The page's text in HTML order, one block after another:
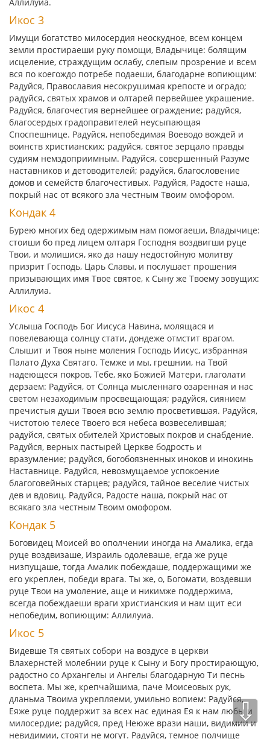
Икос 3
Имущи богатство милосердия неоскудное, всем концем
земли простираеши руку помощи, Владычице: болящим
исцеление, страждущим ослабу, слепым прозрение и всем
вся по коегождо потребе подаеши, благодарне вопиющим:
Радуйся, Православия несокрушимая крепосте и оградо;
радуйся, святых храмов и олтарей первейшее украшение.
Радуйся, благочестия вернейшее ограждение; радуйся,
благосердых градоправителей неусыпающая
Споспешнице. Радуйся, непобедимая Воеводо вождей и
воинств христианских; радуйся, святое зерцало правды
судиям немздоприимным. Радуйся, совершенный Разуме
наставников и детоводителей; радуйся, благословение
домов и семейств благочестивых. Радуйся, Радосте наша,
покрый нас от всякого зла честным Твоим омофором.
Кондак 4
Бурею многих бед одержимым нам помогаеши, Владычице:
стоиши бо пред лицем олтаря Господня воздвигши руце
Твои, и молишися, яко да нашу недостойную молитву
призрит Господь, Царь Славы, и послушает прошения
призывающих имя Твое святое, к Сыну же Твоему зовущих:
Аллилуиа.
Икос 4
Услыша Господь Бог Иисуса Навина, молящася и
повелевающа солнцу стати, дондеже отмстит врагом.
Слышит и Твоя ныне моления Господь Иисус, избранная
Палато Духа Святаго. Темже и мы, грешнии, на Твой
надеющеся покров, Тебе, яко Божией Матери, глаголати
дерзаем: Радуйся, от Солнца мысленнаго озаренная и нас
светом незаходимым просвещающая; радуйся, сиянием
пречистыя души Твоея всю землю просветившая. Радуйся,
чистотою телесе Твоего вся небеса возвеселившая;
радуйся, святых обителей Христовых покров и снабдение.
Радуйся, верных пастырей Церкве бодрость и
вразумление; радуйся, богобоязненных иноков и инокинь
Наставнице. Радуйся, невозмущаемое успокоение
благоговейных старцев; радуйся, тайное веселие чистых
дев и вдовиц. Радуйся, Радосте наша, покрый нас от
всякаго зла честным Твоим омофором.
Кондак 5
Боговидец Моисей во ополчении иногда на Амалика, егда
руце воздвизаше, Израиль одолеваше, егда же руце
низпущаше, тогда Амалик побеждаше, поддержащими же
его укреплен, победи врага. Ты же, о, Богомати, воздевши
руце Твои на умоление, аще и никимже поддержима,
всегда побеждаеши враги христианския и нам щит еси
непобедим, вопиющим: Аллилуиа.
Икос 5
Видевше Тя святых собори на воздусе в церкви
Влахернстей молебнии руце к Сыну и Богу простирающую,
радостно со Архангелы и Ангелы благодарную Ти песнь
воспета. Мы же, крепчайшима, паче Моисеовых рук,
дланьма Твоима укрепляеми, умильно вопием: Радуйся,
Еяже руце поддержит за всех нас единая Ея к нам любы и
милосердие; радуйся, пред Неюже врази наши, видимии и
невидимии, стояти не могут. Радуйся, темное полчище
⇩